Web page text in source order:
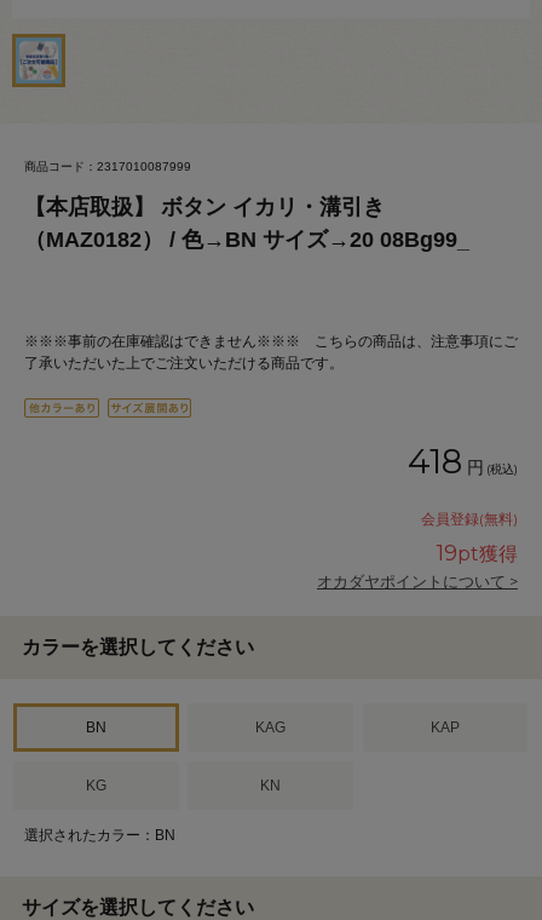
商品コード：2317010087999
【本店取扱】 ボタン イカリ・溝引き
（MAZ0182） / 色→BN サイズ→20 08Bg99_
※※※事前の在庫確認はできません※※※ こちらの商品は、注意事項にご
了承いただいた上でご注文いただける商品です。
418 円 (税込)
会員登録(無料)
19pt獲得
オカダヤポイントについて >
カラーを選択してください
BN KAG KAP
KG KN
選択されたカラー：BN
サイズを選択してください